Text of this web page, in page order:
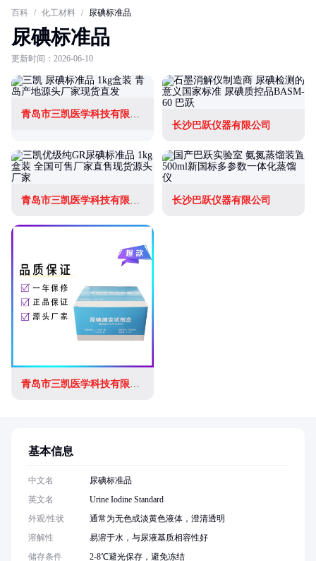
百科 / 化工材料 / 尿碘标准品
尿碘标准品
更新时间：2026-06-10
青岛市三凯医学科技有限公司
长沙巴跃仪器有限公司
青岛市三凯医学科技有限公司 长沙巴跃仪器有限公司
青岛市三凯医学科技有限公司
基本信息
中文名
尿碘标准品
英文名
Urine Iodine Standard
外观/性状
通常为无色或淡黄色液体，澄清透明
溶解性
易溶于水，与尿液基质相容性好
储存条件
2-8℃避光保存，避免冻结